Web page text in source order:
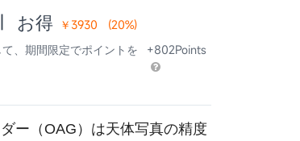
| お得 ￥3930 (20%)
、期間限定でポイントを
+802Points
ー（OAG）は天体写真の精度